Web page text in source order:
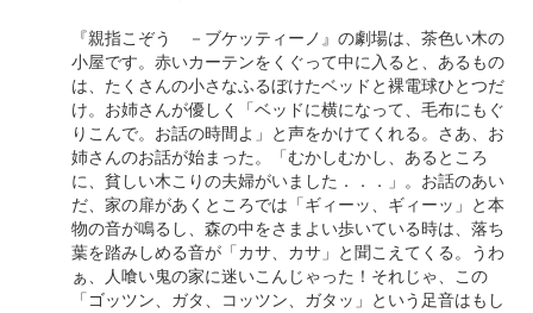
『親指こぞう －ブケッティーノ』の劇場は、茶色い木の
小屋です。赤いカーテンをくぐって中に入ると、あるもの
は、たくさんの小さなふるぼけたベッドと裸電球ひとつだ
け。お姉さんが優しく「ベッドに横になって、毛布にもぐ
りこんで。お話の時間よ」と声をかけてくれる。さあ、お
姉さんのお話が始まった。「むかしむかし、あるところ
に、貧しい木こりの夫婦がいました．．．」。お話のあい
だ、家の扉があくところでは「ギィーッ、ギィーッ」と本
物の音が鳴るし、森の中をさまよい歩いている時は、落ち
葉を踏みしめる音が「カサ、カサ」と聞こえてくる。うわ
ぁ、人喰い鬼の家に迷いこんじゃった！それじゃ、この
「ゴッツン、ガタ、コッツン、ガタッ」という足音はもし